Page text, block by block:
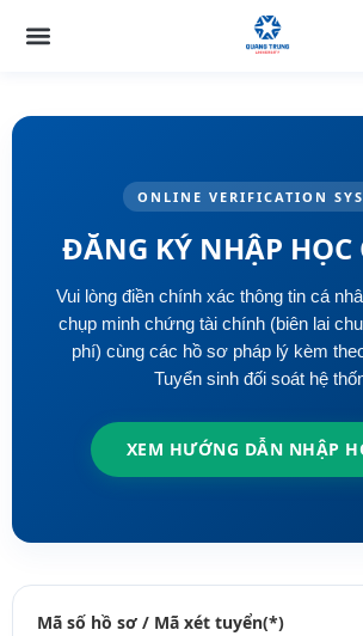
ONLINE VERIFICATION
ĐĂNG KÝ NHẬP
Vui lòng điền chính xác thông tin cá
chụp minh chứng tài chính (biên lai
phí) cùng các hồ sơ pháp lý kèm
Tuyển sinh đối soát hệ
XEM HƯỚNG DẪN NHẬP
Mã số hồ sơ / Mã xét tuyển(*)